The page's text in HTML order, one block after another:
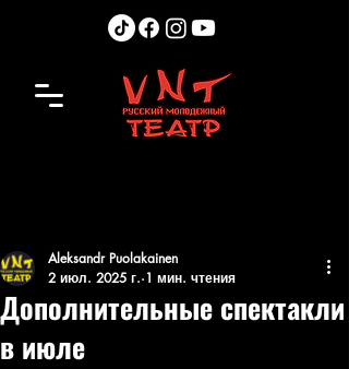
Дополнительные спектакли
в июле
Aleksandr Puolakainen
2 июл. 2025 г. 1 мин. чтения